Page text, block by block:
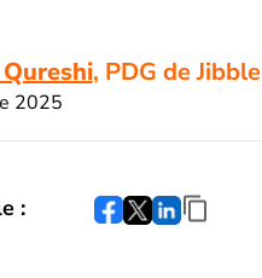
, PDG de Jibble
2025
: